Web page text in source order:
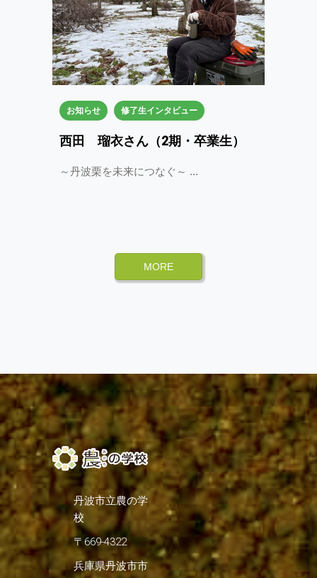
お知らせ 修了生インタビュー
西田 瑠衣さん（2期・卒業生）
～丹波栗を未来につなぐ～
MORE
丹波市立農の学
校
〒669-4322
兵庫県丹波市市